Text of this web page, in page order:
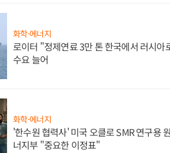
화학·에너지
로이터 "정제연료 3만 톤 한국에서 러시아
수요 늘어
화학·에너지
'한수원 협력사' 미국 오클로 SMR 연구용
너지부 "중요한 이정표"